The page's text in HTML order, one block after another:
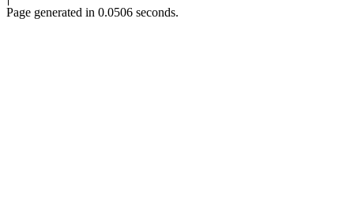
Page generated in 0.0506 seconds.